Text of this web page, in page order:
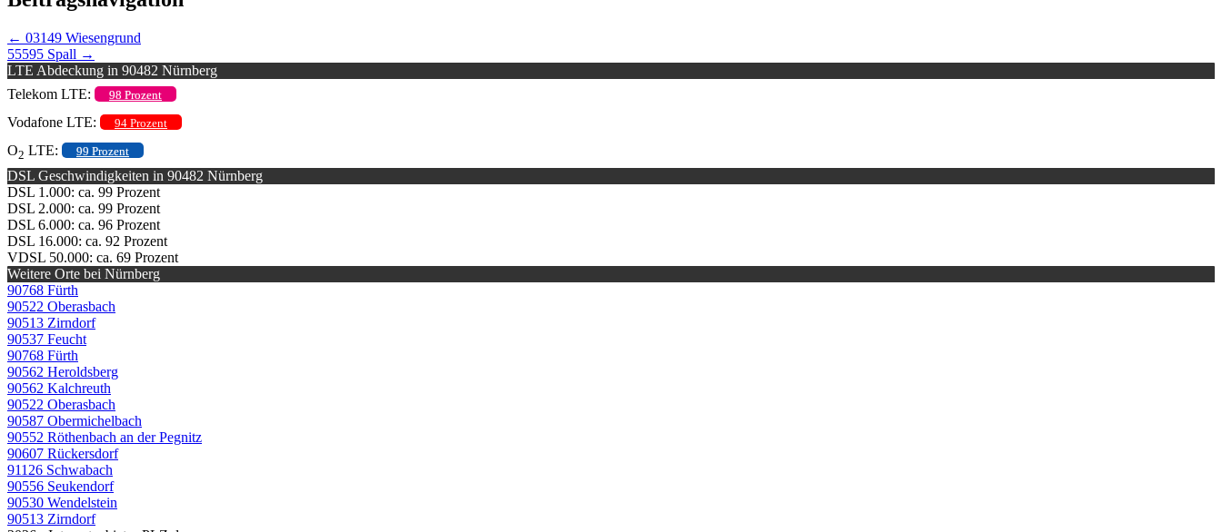
← 03149 Wiesengrund
55595 Spall →
LTE Abdeckung in 90482 Nürnberg
Telekom LTE:
98 Prozent
Vodafone LTE: 94 Prozent
O2 LTE: 99 Prozent
DSL Geschwindigkeiten in 90482 Nürnberg
DSL 1.000: ca. 99 Prozent
DSL 2.000: ca. 99 Prozent
DSL 6.000: ca. 96 Prozent
DSL 16.000: ca. 92 Prozent
VDSL 50.000: ca. 69 Prozent
Weitere Orte bei Nürnberg
90768 Fürth
90522 Oberasbach
90513 Zirndorf
90537 Feucht
90768 Fürth
90562 Heroldsberg
90562 Kalchreuth
90522 Oberasbach
90587 Obermichelbach
90552 Röthenbach an der Pegnitz
90607 Rückersdorf
91126 Schwabach
90556 Seukendorf
90530 Wendelstein
90513 Zirndorf